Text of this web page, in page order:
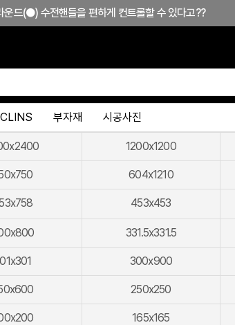
운드(●) 수전핸들을 편하게 컨트롤할 수 있다고??
드바] 존재감을 확! 숨기는 350mm의 미니멀리즘
] 숨겨진 접합선 (Seamless) '피아또 수건걸이'
] 300mm 미니멀 스퀘어 '피아또 슬라이드바'
피오] '튀지 않고' 투명한 크리스탈 직수
[뉴피오] '아래로' 향하는 넓은 폭포수
CLINS 부자재 시공사진
1200x1200
604x1210
453x453
331.5x331.5
300x900
250x250
165x165